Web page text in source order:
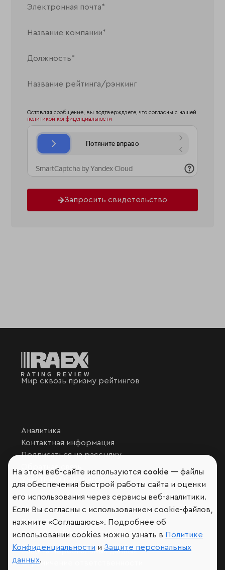
Оставляя сообщение, вы подтверждаете, что согласны с нашей
политикой конфиденциальности
Запросить свидетельство
Мир сквозь призму рейтингов
Аналитика
Контактная информация
Подписаться на рассылку
Обратная связь
Участники рэнкингов
Мы в социальных сетях и мессенджерах
VK
RAEX Образование – Telegram,Max
RAEX Sustainability –Telegram,Max
Защита персональных данных
Ограничение ответственности
На этом веб-сайте используются cookie — файлы
для обеспечения быстрой работы сайта и оценки
его использования через сервисы веб-аналитики.
Если Вы согласны с использованием cookie-файлов,
нажмите «Соглашаюсь». Подробнее об
использовании cookies можно узнать в Политике
Конфиденциальности и Защите персональных
данных.